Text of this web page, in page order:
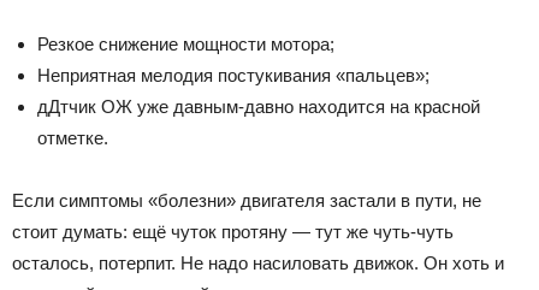
Резкое снижение мощности мотора;
Неприятная мелодия постукивания «пальцев»;
дДтчик ОЖ уже давным-давно находится на красной
отметке.
Если симптомы «болезни» двигателя застали в пути, не
стоит думать: ещё чуток протяну — тут же чуть-чуть
осталось, потерпит. Не надо насиловать движок. Он хоть и